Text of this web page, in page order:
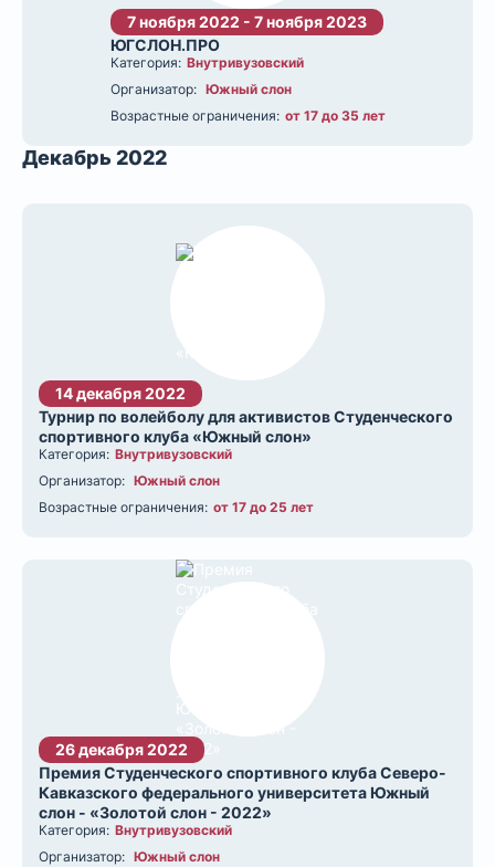
7 ноября 2022 - 7 ноября 2023
ЮГСЛОН.ПРО
Категория: Внутривузовский
Организатор: Южный слон
Возрастные ограничения: от 17 до 35 лет
Декабрь 2022
14 декабря 2022
Турнир по волейболу для активистов Студенческого
спортивного клуба «Южный слон»
Категория: Внутривузовский
Организатор: Южный слон
Возрастные ограничения: от 17 до 25 лет
26 декабря 2022
Премия Студенческого спортивного клуба Северо-
Кавказского федерального университета Южный
слон - «Золотой слон - 2022»
Категория: Внутривузовский
Организатор: Южный слон